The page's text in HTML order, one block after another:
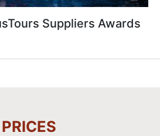
Suppliers Awards
PRICES